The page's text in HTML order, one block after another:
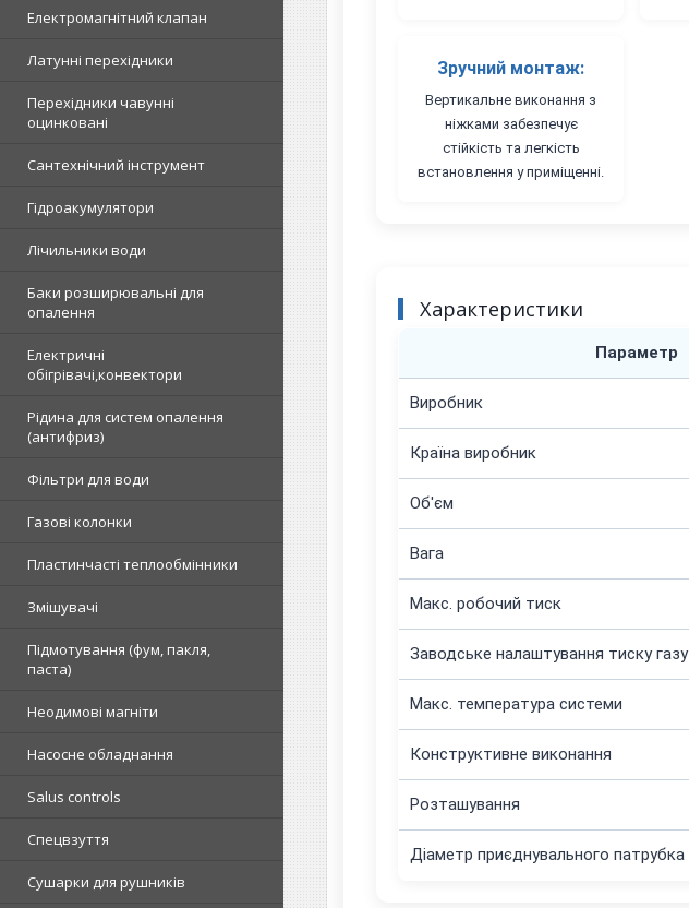
Електромагнітний клапан
Латунні перехідники
Перехідники чавунні
оцинковані
Сантехнічний інструмент
Гідроакумулятори
Лічильники води
Баки розширювальні для
опалення
Електричні
обігрівачі,конвектори
Рідина для систем опалення
(антифриз)
Фільтри для води
Газові колонки
Пластинчасті теплообмінники
Змішувачі
Підмотування (фум, пакля,
паста)
Неодимові магніти
Насосне обладнання
Salus controls
Спецвзуття
Сушарки для рушників
Зручний монтаж:
Вертикальне виконання з
ніжками забезпечує
стійкість та легкість
встановлення у приміщенні.
Характеристики
Параметр
Виробник
Країна виробник
Об'єм
Вага
Макс. робочий тиск
Заводське налаштування тиску газу
Макс. температура системи
Конструктивне виконання
Розташування
Діаметр приєднувального патрубка